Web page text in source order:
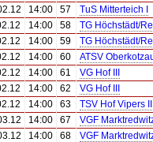
14:00 57
TuS Mitterteich I
14:00 58
TG Höchstädt/
14:00 59
TG Höchstädt/
14:00 60
ATSV
14:00 61
VG Hof III
14:00 62
VG Hof III
14:00 63
TSV Hof Vipers II
14:00 67
VGF
14:00 68
VGF